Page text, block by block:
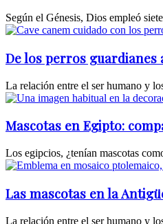
Según el Génesis, Dios empleó
De los perros guardianes
La relación entre el ser humano y
Mascotas en Egipto:
Los egipcios, ¿tenían mascotas
Las mascotas en la
La relación entre el ser humano y